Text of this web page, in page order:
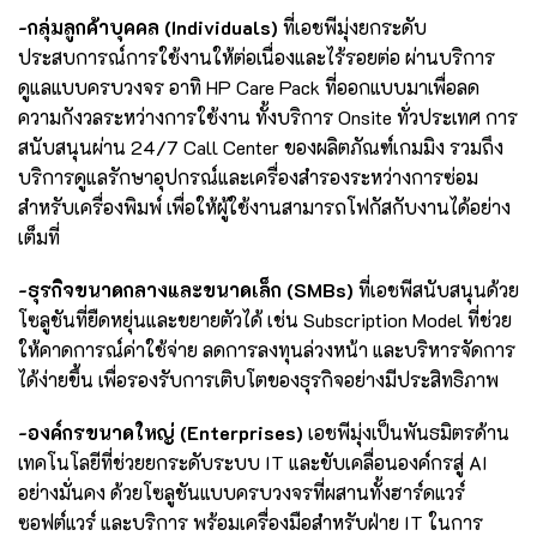
-กลุ่มลูกค้าบุคคล (Individuals) ที่เอชพีมุ่งยกระดับ
ประสบการณ์การใช้งานให้ต่อเนื่องและไร้รอยต่อ ผ่านบริการ
ดูแลแบบครบวงจร อาทิ HP Care Pack ที่ออกแบบมาเพื่อลด
ความกังวลระหว่างการใช้งาน ทั้งบริการ Onsite ทั่วประเทศ การ
สนับสนุนผ่าน 24/7 Call Center ของผลิตภัณฑ์เกมมิง รวมถึง
บริการดูแลรักษาอุปกรณ์และเครื่องสำรองระหว่างการซ่อม
สำหรับเครื่องพิมพ์ เพื่อให้ผู้ใช้งานสามารถโฟกัสกับงานได้อย่าง
เต็มที่
-ธุรกิจขนาดกลางและขนาดเล็ก (SMBs) ที่เอชพีสนับสนุนด้วย
โซลูชันที่ยืดหยุ่นและขยายตัวได้ เช่น Subscription Model ที่ช่วย
ให้คาดการณ์ค่าใช้จ่าย ลดการลงทุนล่วงหน้า และบริหารจัดการ
ได้ง่ายขึ้น เพื่อรองรับการเติบโตของธุรกิจอย่างมีประสิทธิภาพ
-องค์กรขนาดใหญ่ (Enterprises) เอชพีมุ่งเป็นพันธมิตรด้าน
เทคโนโลยีที่ช่วยยกระดับระบบ IT และขับเคลื่อนองค์กรสู่ AI
อย่างมั่นคง ด้วยโซลูชันแบบครบวงจรที่ผสานทั้งฮาร์ดแวร์
ซอฟต์แวร์ และบริการ พร้อมเครื่องมือสำหรับฝ่าย IT ในการ